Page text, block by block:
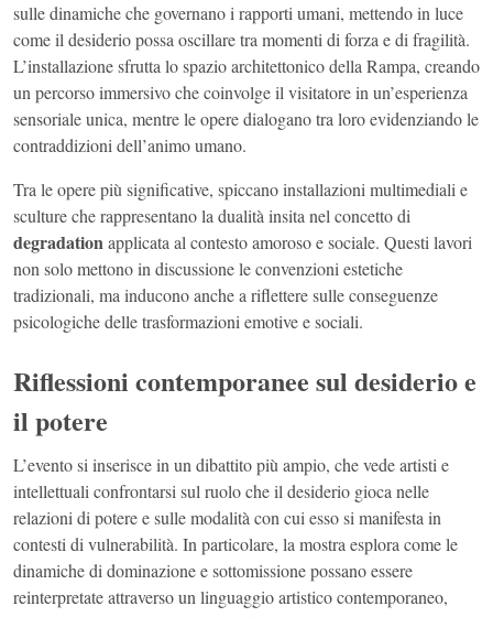
sulle dinamiche che governano i rapporti umani, mettendo in luce
come il desiderio possa oscillare tra momenti di forza e di fragilità.
L’installazione sfrutta lo spazio architettonico della Rampa, creando
un percorso immersivo che coinvolge il visitatore in un’esperienza
sensoriale unica, mentre le opere dialogano tra loro evidenziando le
contraddizioni dell’animo umano.
Tra le opere più significative, spiccano installazioni multimediali e
sculture che rappresentano la dualità insita nel concetto di
degradationapplicata al contesto amoroso e sociale. Questi lavori
non solo mettono in discussione le convenzioni estetiche
tradizionali, ma inducono anche a riflettere sulle conseguenze
psicologiche delle trasformazioni emotive e sociali.
Riflessioni contemporanee sul desiderio e
il potere
L’evento si inserisce in un dibattito più ampio, che vede artisti e
intellettuali confrontarsi sul ruolo che il desiderio gioca nelle
relazioni di potere e sulle modalità con cui esso si manifesta in
contesti di vulnerabilità. In particolare, la mostra esplora come le
dinamiche di dominazione e sottomissione possano essere
reinterpretate attraverso un linguaggio artistico contemporaneo,